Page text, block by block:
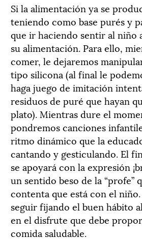
Si la alimentación ya se
teniendo como base purés y
que ir haciendo sentir al niño
su alimentación. Para ello,
comer, le dejaremos
tipo silicona (al final le
haga juego de imitación
residuos de puré que hayan
plato). Mientras dure el
pondremos canciones
ritmo dinámico que la
cantando y gesticulando. El
se apoyará con la expresión
un sentido beso de la “profe”
contenta que está con el
seguir fijando el buen hábito
en el disfrute que debe
comida saludable.